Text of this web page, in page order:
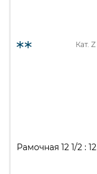
Кат. Z
Рамочная 12 1/2 : 12